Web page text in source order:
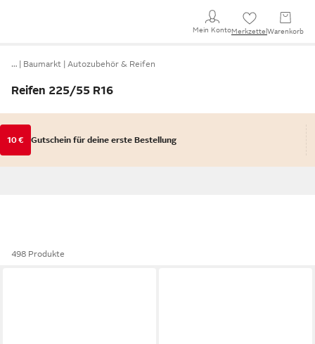
Mein KontoMerkzettel Warenkorb
… Baumarkt Autozubehör & Reifen
Reifen 225/55 R16
10 € Gutschein für deine erste Bestellung
498 Produkte